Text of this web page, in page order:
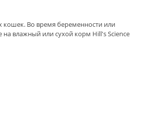
Во время беременности или
влажный или сухой корм Hill's Science